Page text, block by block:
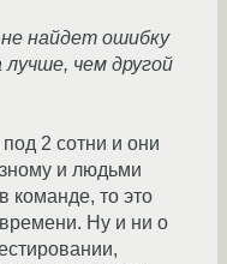
найдет ошибку
чем другой
2 сотни и они
и людьми
команде, то это
Ну и ни о